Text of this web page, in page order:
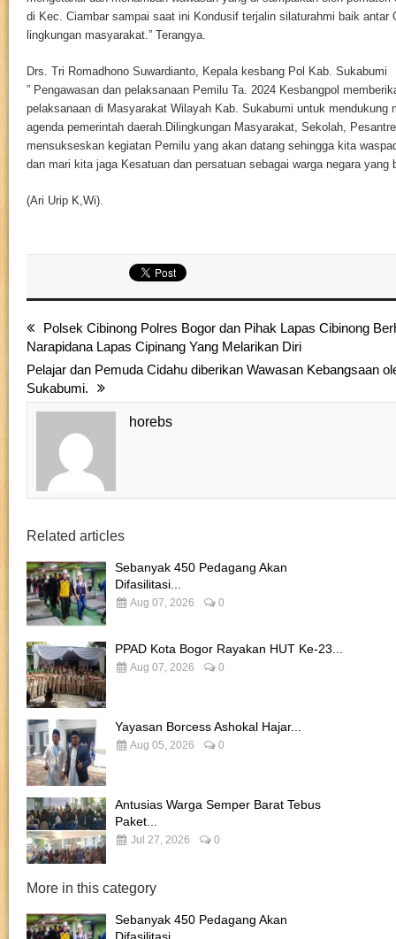
di Kec. Ciambar sampai saat ini Kondusif terjalin silaturahmi baik antar
lingkungan masyarakat.” Terangya.
Drs. Tri Romadhono Suwardianto, Kepala kesbang Pol Kab. Sukabumi
” Pengawasan dan pelaksanaan Pemilu Ta. 2024 Kesbangpol
pelaksanaan di Masyarakat Wilayah Kab. Sukabumi untuk mendukung
agenda pemerintah daerah.Dilingkungan Masyarakat, Sekolah,
mensukseskan kegiatan Pemilu yang akan datang sehingga kita
dan mari kita jaga Kesatuan dan persatuan sebagai warga negara yang
(Ari Urip K,Wi).
Polsek Cibinong Polres Bogor dan Pihak Lapas Cibinong
Narapidana Lapas Cipinang Yang Melarikan Diri
Pelajar dan Pemuda Cidahu diberikan Wawasan Kebangsaan
Sukabumi.
horebs
Related articles
Sebanyak 450 Pedagang Akan
Difasilitasi...
Aug 07, 2026 0
PPAD Kota Bogor Rayakan HUT Ke-23...
Aug 07, 2026 0
Yayasan Borcess Ashokal Hajar...
Aug 05, 2026 0
Antusias Warga Semper Barat Tebus
Paket...
Jul 27, 2026 0
More in this category
Sebanyak 450 Pedagang Akan
Difasilitasi...